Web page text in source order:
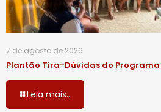
7 de agosto de 2026
Plantão Tira-Dúvidas do Programa
Leia mais...